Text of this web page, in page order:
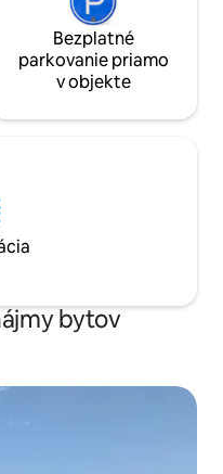
Bezplatné
parkovanie priamo
v objekte
bytov